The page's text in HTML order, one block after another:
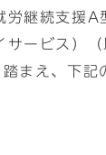
労継続支援
ービス）
まえ、下記